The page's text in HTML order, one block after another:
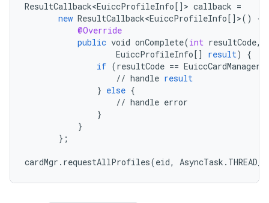
ResultCallback<EuiccProfileInfo[] > callback =
new ResultCallback<EuiccProfileInfo[] >()
{
@Override
public void onComplete(int resultCode,
EuiccProfileInfo[] result)
{
if (resultCode ==
// handle result
} else {
// handle error
}
}
} ;
cardMgr . requestAllProfiles(eid, AsyncTask .